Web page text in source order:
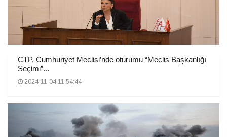
CTP, Cumhuriyet Meclisi’nde oturumu “Meclis Başkanlığı
Seçimi”...
2024-11-04 11:54:44